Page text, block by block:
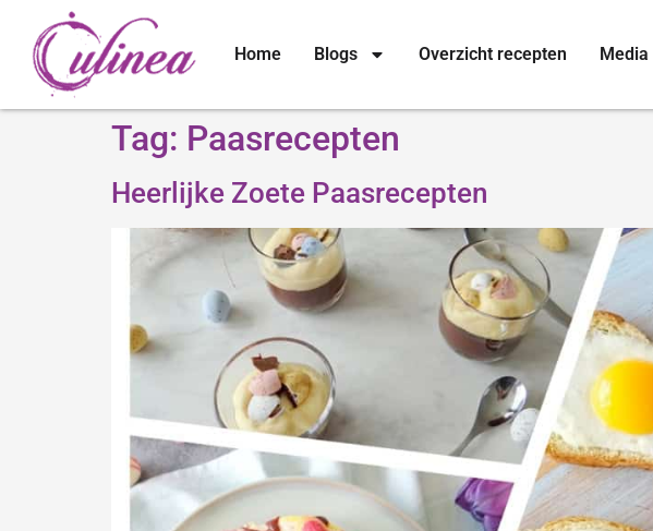
Home Blogs Overzicht recepten Media
Tag: Paasrecepten
Heerlijke Zoete Paasrecepten